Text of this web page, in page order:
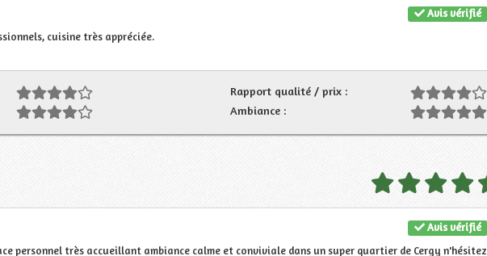
Avis vérifié
cuisine très appréciée.
Rapport qualité / prix :
Ambiance :
Avis vérifié
personnel très accueillant ambiance calme et conviviale dans un super quartier de Cergy n'hésitez